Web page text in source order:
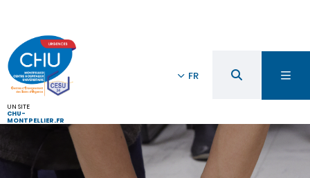
UN SITE
CHU-
MONTPELLIER.FR
FR